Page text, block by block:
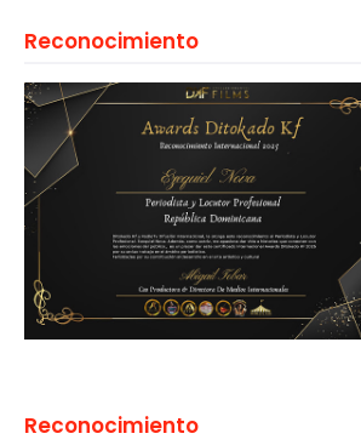
Reconocimiento
Reconocimiento